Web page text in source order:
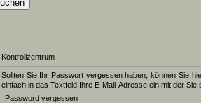
Kontrollzentrum
Sollten Sie Ihr Passwort vergessen haben, können Sie
einfach in das Textfeld Ihre E-Mail-Adresse ein mit der Sie
Password vergessen